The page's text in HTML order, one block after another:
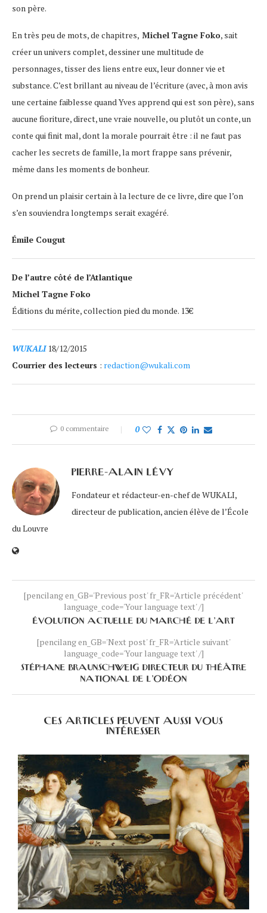
son père.
En très peu de mots, de chapitres, Michel Tagne Foko, sait
créer un univers complet, dessiner une multitude de
personnages, tisser des liens entre eux, leur donner vie et
substance. C’est brillant au niveau de l’écriture (avec, à mon avis
une certaine faiblesse quand Yves apprend qui est son père), sans
aucune fioriture, direct, une vraie nouvelle, ou plutôt un conte, un
conte qui finit mal, dont la morale pourrait être : il ne faut pas
cacher les secrets de famille, la mort frappe sans prévenir,
même dans les moments de bonheur.
On prend un plaisir certain à la lecture de ce livre, dire que l’on
s’en souviendra longtemps serait exagéré.
Émile Cougut
De l’autre côté de l’Atlantique
Michel Tagne Foko
Éditions du mérite, collection pied du monde. 13€
WUKALI18/12/2015
Courrier des lecteurs : redaction@wukali.com
0 commentaire 0
PIERRE-ALAIN LÉVY
Fondateur et rédacteur-en-chef de WUKALI,
directeur de publication, ancien élève de l’École
du Louvre
[pencilang en_GB='Previous post' fr_FR='Article précédent'
language_code='Your language text' /]
ÉVOLUTION ACTUELLE DU MARCHÉ DE L’ART
[pencilang en_GB='Next post' fr_FR='Article suivant'
language_code='Your language text' /]
STÉPHANE BRAUNSCHWEIG DIRECTEUR DU THÉÂTRE
NATIONAL DE L’ODÉON
CES ARTICLES PEUVENT AUSSI VOUS
INTÉRESSER